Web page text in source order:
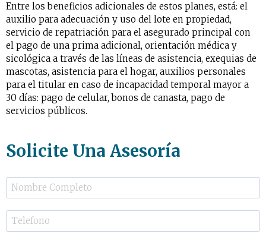
Entre los beneficios adicionales de estos planes, está: el
auxilio para adecuación y uso del lote en propiedad,
servicio de repatriación para el asegurado principal con
el pago de una prima adicional, orientación médica y
sicológica a través de las líneas de asistencia, exequias de
mascotas, asistencia para el hogar, auxilios personales
para el titular en caso de incapacidad temporal mayor a
30 días: pago de celular, bonos de canasta, pago de
servicios públicos.
Solicite Una Asesoría